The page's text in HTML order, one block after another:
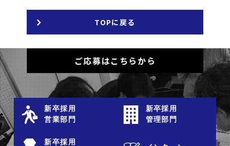
TOPに戻る
ご応募はこちらから
新卒採用
営業部門
新卒採用
管理部門
新卒採用